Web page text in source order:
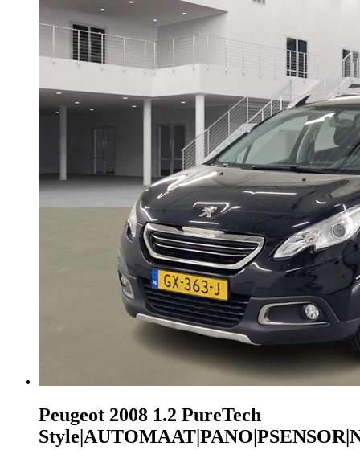
Peugeot 2008 1.2 PureTech